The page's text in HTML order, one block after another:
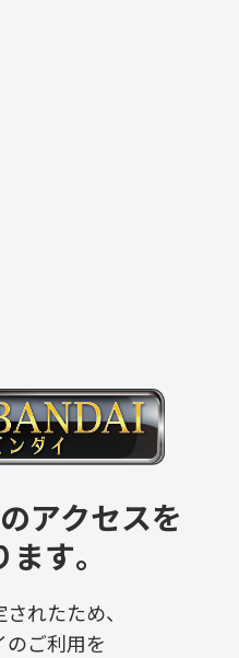
アクセスを
す。
れたため、
のご利用を